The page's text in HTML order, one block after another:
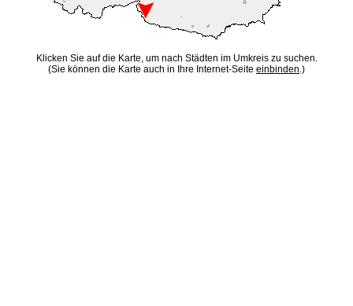
Klicken Sie auf die Karte, um nach Städten im Umkreis zu suchen.
(Sie können die Karte auch in Ihre Internet-Seite einbinden.)